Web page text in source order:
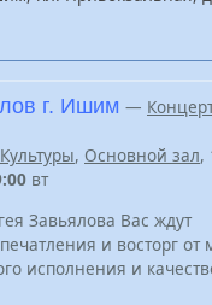
г. Ишим —
, Основной зал,
вт
Завьялова Вас ждут
и восторг
исполнения и